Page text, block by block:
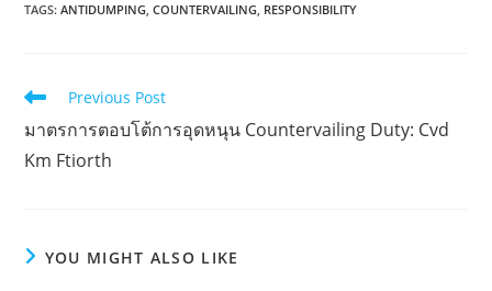
TAGS:ANTIDUMPING, COUNTERVAILING, RESPONSIBILITY
Read
articles
Previous Post
มาตรการตอบโต้การอุดหนุน Countervailing Duty: Cvd
Km Ftiorth
YOU MIGHT ALSO LIKE